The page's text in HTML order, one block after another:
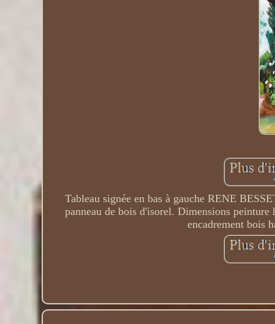
Tableau signée en bas à gauche RENE
panneau de bois d'isorel. Dimensions
encadrement bois